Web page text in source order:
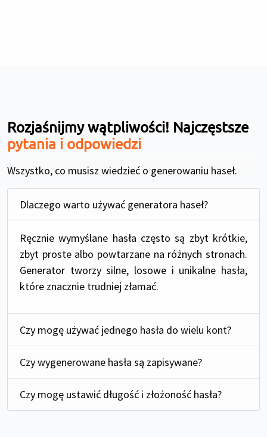
Rozjaśnijmy wątpliwości! Najczęstsze
pytania i odpowiedzi
Wszystko, co musisz wiedzieć o generowaniu haseł.
Dlaczego warto używać generatora haseł?
Ręcznie wymyślane hasła często są zbyt krótkie,
zbyt proste albo powtarzane na różnych stronach.
Generator tworzy silne, losowe i unikalne hasła,
które znacznie trudniej złamać.
Czy mogę używać jednego hasła do wielu kont?
Czy wygenerowane hasła są zapisywane?
Czy mogę ustawić długość i złożoność hasła?